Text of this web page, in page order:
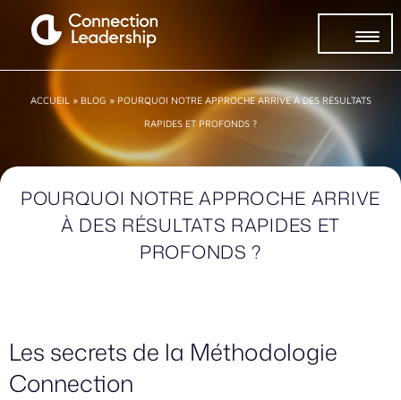
ACCUEIL » BLOG » POURQUOI NOTRE APPROCHE ARRIVE À DES RÉSULTATS
RAPIDES ET PROFONDS ?
POURQUOI NOTRE APPROCHE ARRIVE
À DES RÉSULTATS RAPIDES ET
PROFONDS ?
Les secrets de la Méthodologie
Connection